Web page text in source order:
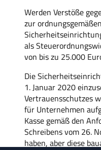
Werden Verstöße
zur
als
von bis zu 25.000
Die
1. Januar 2020
Vertrauensschutzes
für Unternehmen
Kasse gemäß den
Schreibens vom 26.
haben, aber diese